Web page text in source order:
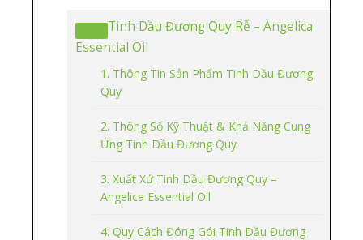
Tinh Dầu Đương Quy Rễ – Angelica
Essential Oil
1. Thông Tin Sản Phẩm Tinh Dầu Đương
Quy
2. Thông Số Kỹ Thuật & Khả Năng Cung
Ứng Tinh Dầu Đương Quy
3. Xuất Xứ Tinh Dầu Đương Quy –
Angelica Essential Oil
4. Quy Cách Đóng Gói Tinh Dầu Đương